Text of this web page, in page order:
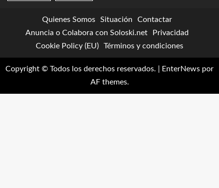
Quienes Somos Situación
Contactar
Anuncia o Colabora con Soloski.net
Privacidad
Cookie Policy (EU)
Términos y condiciones
Copyright © Todos los derechos reservados. EnterNews por
AF themes.